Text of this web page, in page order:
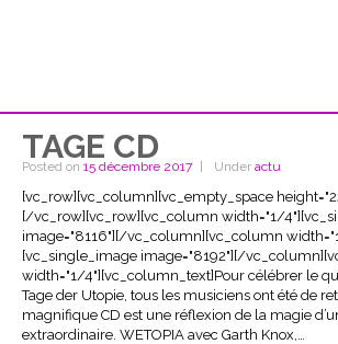
TAGE CD
Posted on 15 décembre 2017 Under actu
[vc_row][vc_column][vc_empty_space
[/vc_row][vc_row][vc_column width="1/
image="8116"][/vc_column][vc_column
[vc_single_image image="8192"][/
width="1/4"][vc_column_text]Pour célébrer le
Tage der Utopie, tous les musiciens ont été de
magnifique CD est une réflexion de la magie
extraordinaire. WETOPIA avec Garth Knox,…